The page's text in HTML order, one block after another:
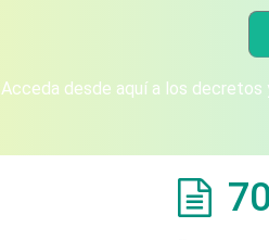
Acceda desde aquí a los